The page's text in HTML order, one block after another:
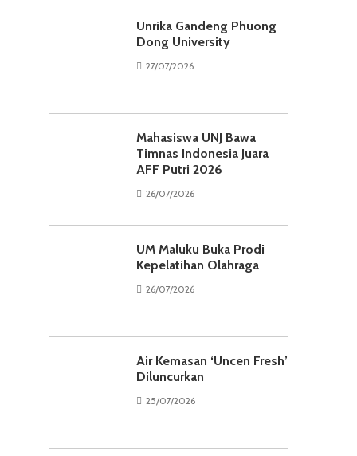
Unrika Gandeng Phuong
Dong University
27/07/2026
Mahasiswa UNJ Bawa
Timnas Indonesia Juara
AFF Putri 2026
26/07/2026
UM Maluku Buka Prodi
Kepelatihan Olahraga
26/07/2026
Air Kemasan ‘Uncen Fresh’
Diluncurkan
25/07/2026